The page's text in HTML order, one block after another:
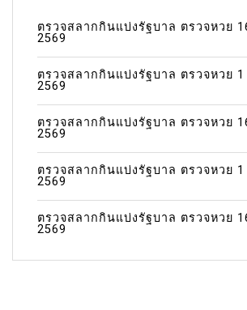
ตรวจสลากกินแบ่งรัฐบาล ตรวจหวย
2569
ตรวจสลากกินแบ่งรัฐบาล ตรวจหวย
2569
ตรวจสลากกินแบ่งรัฐบาล ตรวจหวย
2569
ตรวจสลากกินแบ่งรัฐบาล ตรวจหวย
2569
ตรวจสลากกินแบ่งรัฐบาล ตรวจหวย
2569